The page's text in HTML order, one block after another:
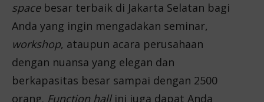
space besar terbaik di Jakarta Selatan bagi
Anda yang ingin mengadakan seminar,
workshop, ataupun acara perusahaan
dengan nuansa yang elegan dan
berkapasitas besar sampai dengan 2500
orang. Function hallini juga dapat Anda